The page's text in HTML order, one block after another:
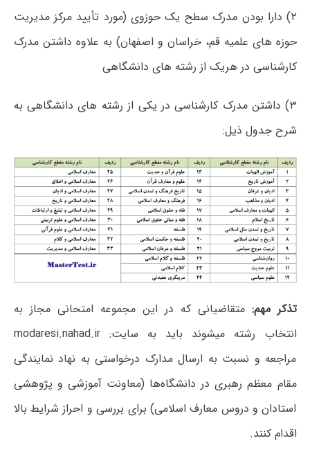
۲) دارا بودن مدرک سطح یک حوزوی (مورد تأیید مرکز مدیریت
حوزه های علمیه قم، خراسان و اصفهان) به علاوه داشتن مدرک
کارشناسی در هریک از رشته های دانشگاهی
۳) داشتن مدرک کارشناسی در یکی از رشته های دانشگاهی به
شرح جدول ذیل:
تذکر مهم: متقاضیانی که در این مجموعه امتحانی مجاز به
انتخاب رشته میشوند باید به سایت: modaresi.nahad.ir
مراجعه و نسبت به ارسال مدارک درخواستی به نهاد نمایندگی
مقام معظم رهبری در دانشگاه‌ها (معاونت آموزشی و پژوهشی
استادان و دروس معارف اسلامی) برای بررسی و احراز شرایط بالا
اقدام کنند.